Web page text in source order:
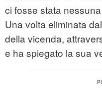
ci fosse stata
Una volta eliminata
della vicenda,
e ha spiegato la sua